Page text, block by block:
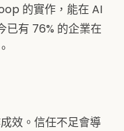
的實作，能在 AI
已有 76% 的企業在
效。信任不足會導